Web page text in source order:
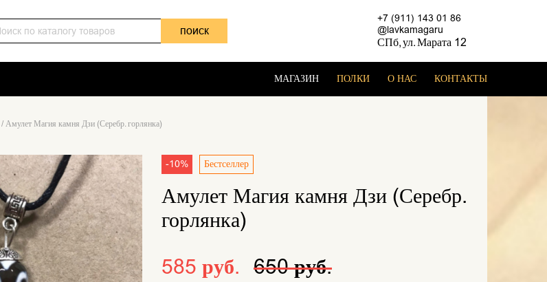
поиск
+7 (911) 143 01 86
@lavkamagaru
СПб, ул. Марата 12
МАГАЗИН ПОЛКИ О НАС КОНТАКТЫ
/ Амулет Магия камня Дзи (Серебр. горлянка)
-10% Бестселлер
Амулет Магия камня Дзи (Серебр.
горлянка)
585 руб.
650 руб.